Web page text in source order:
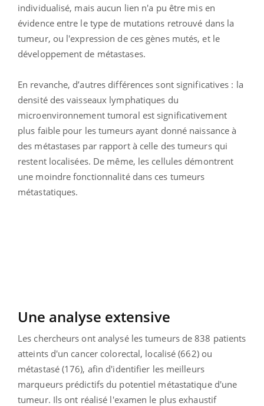
individualisé, mais aucun lien n'a pu être mis en
évidence entre le type de mutations retrouvé dans la
tumeur, ou l'expression de ces gènes mutés, et le
développement de métastases.
En revanche, d’autres différences sont significatives : la
densité des vaisseaux lymphatiques du
microenvironnement tumoral est significativement
plus faible pour les tumeurs ayant donné naissance à
des métastases par rapport à celle des tumeurs qui
restent localisées. De même, les cellules démontrent
une moindre fonctionnalité dans ces tumeurs
métastatiques.
Une analyse extensive
Les chercheurs ont analysé les tumeurs de 838 patients
atteints d'un cancer colorectal, localisé (662) ou
métastasé (176), afin d'identifier les meilleurs
marqueurs prédictifs du potentiel métastatique d'une
tumeur. Ils ont réalisé l'examen le plus exhaustif